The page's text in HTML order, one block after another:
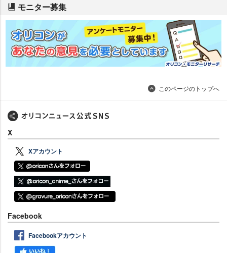
モニター募集
このページのトップへ
X
Xアカウント
Facebook
Facebookアカウント